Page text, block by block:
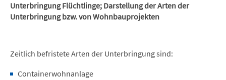
Unterbringung Flüchtlinge; Darstellung der Arten der
Unterbringung bzw. von Wohnbauprojekten
Zeitlich befristete Arten der Unterbringung sind:
Containerwohnanlage